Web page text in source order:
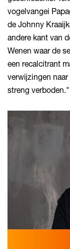
vogelvangei
de Johnny
andere kant van
Wenen waar de
een recalcitrant
verwijzingen
streng verboden."